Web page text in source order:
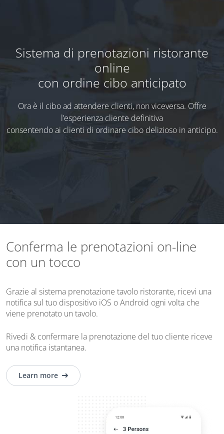
Sistema di prenotazioni ristorante
online
con ordine cibo anticipato
Ora è il cibo ad attendere clienti, non viceversa. Offre
l’esperienza cliente definitiva
consentendo ai clienti di ordinare cibo delizioso in anticipo.
Conferma le prenotazioni on-line
con un tocco
Grazie al sistema prenotazione tavolo ristorante, ricevi una
notifica sul tuo dispositivo iOS o Android ogni volta che
viene prenotato un tavolo.
Rivedi & confermare la prenotazione del tuo cliente riceve
una notifica istantanea.
Learn more